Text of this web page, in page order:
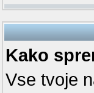
Kako
Vse tvoje